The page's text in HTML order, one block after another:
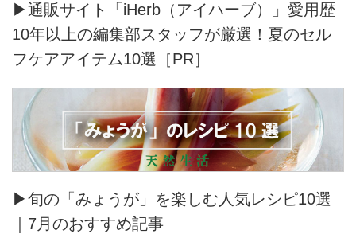
▶通販サイト「iHerb（アイハーブ）」愛用歴
10年以上の編集部スタッフが厳選！夏のセル
フケアアイテム10選［PR］
▶旬の「みょうが」を楽しむ人気レシピ10選
｜7月のおすすめ記事